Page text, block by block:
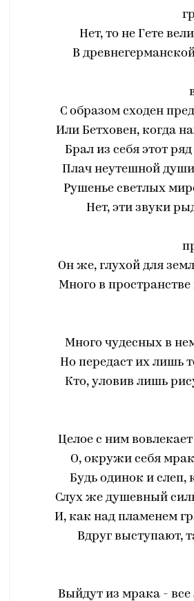
Нет, то не Гeте
В
С образом сходен
Или Бетховен, когда
Брал из себя этот
Плач неутешной
Рушенье светлых
Нет, эти звуки
Он же, глухой для
Много в
Много чудесных в
Но передаст их лишь
Кто, уловив лишь
Целое с ним
O, окружи себя
Будь одинок и слеп,
Слух же душевный
И, как над пламенем
Вдруг выступают,
Выйдут из мрака - всe